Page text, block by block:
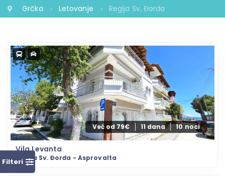
Grčka Letovanje Regija Sv. Đorđa
Filteri
Već od 79€ 11 dana 10 noci
Vila Levanta
Regija Sv. Đorđa - Asprovalta